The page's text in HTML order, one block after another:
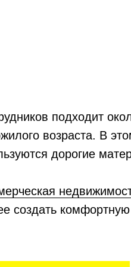
подходит
возраста. В
дорогие
создать